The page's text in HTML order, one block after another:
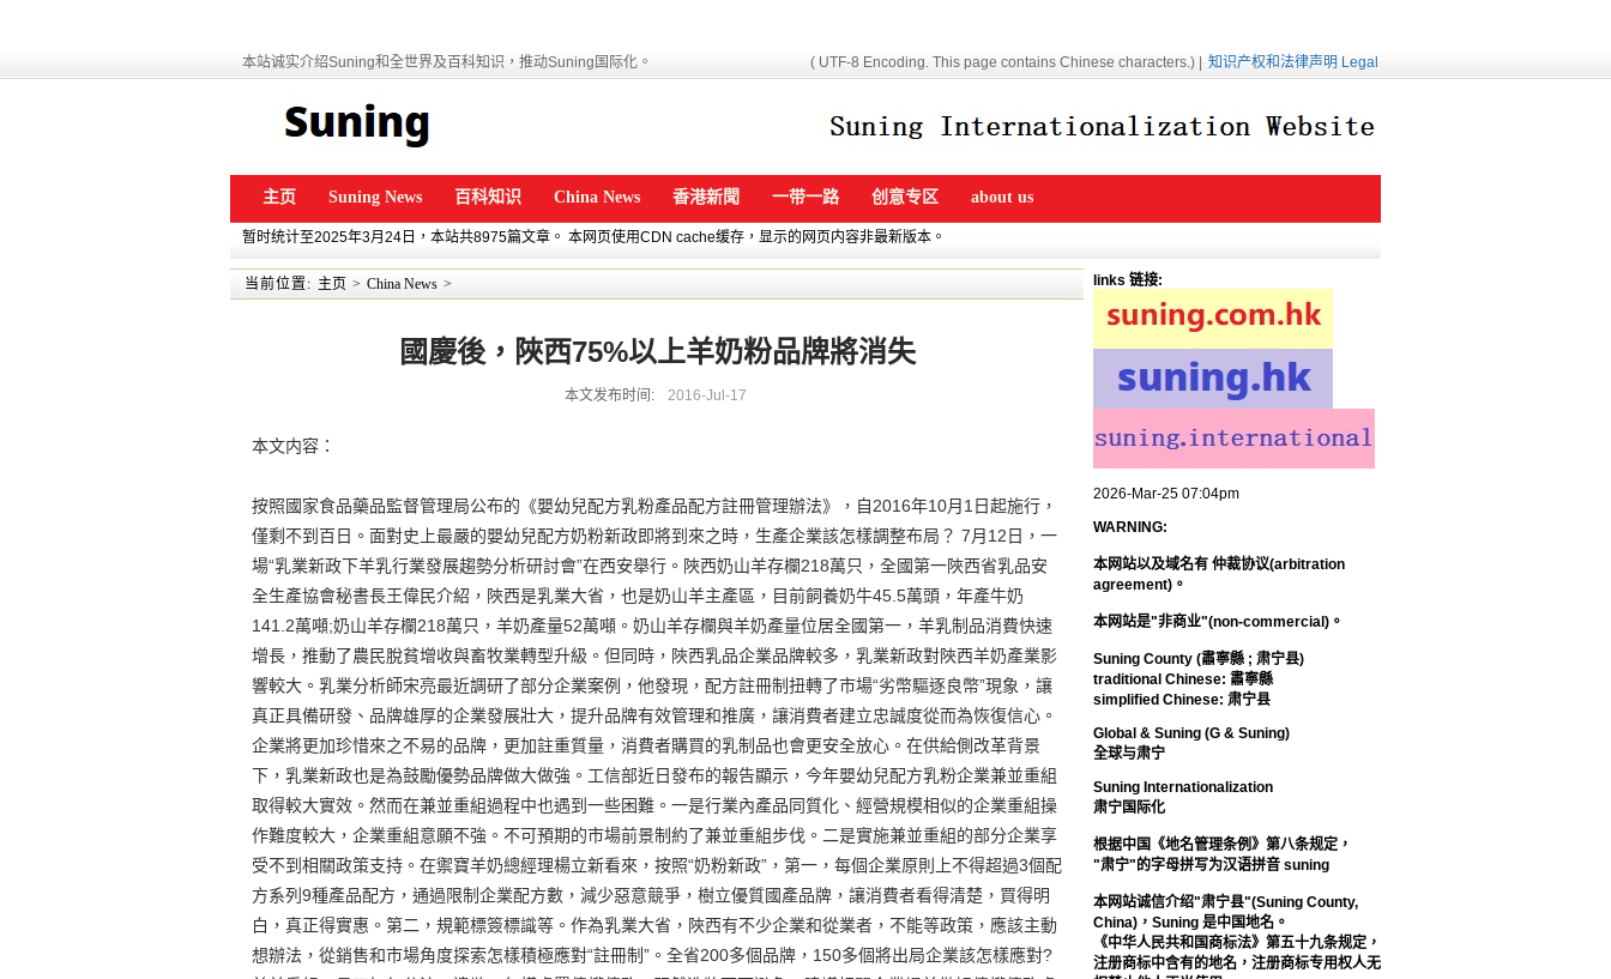
本站诚实介绍Suning和全世界及百科知识，推动Suning国际化。 ( UTF-8 Encoding. This page contains Chinese characters.) | 知识产权和法律声明 Legal
主页 Suning News 百科知识 China News 香港新聞 一带一路 创意专区 about us
暂时统计至2025年3月24日，本站共8975篇文章。 本网页使用CDN cache缓存，显示的网页内容非最新版本。
当前位置: 主页 > China News >
國慶後，陜西75%以上羊奶粉品牌將消失
本文发布时间: 2016-Jul-17
本文内容：
按照國家食品藥品監督管理局公布的《嬰幼兒配方乳粉產品配方註冊管理辦法》，自2016年10月1日起施行，
僅剩不到百日。面對史上最嚴的嬰幼兒配方奶粉新政即將到來之時，生產企業該怎樣調整布局？ 7月12日，一
場“乳業新政下羊乳行業發展趨勢分析研討會”在西安舉行。陜西奶山羊存欄218萬只，全國第一陜西省乳品安
全生產協會秘書長王偉民介紹，陜西是乳業大省，也是奶山羊主產區，目前飼養奶牛45.5萬頭，年產牛奶
141.2萬噸;奶山羊存欄218萬只，羊奶產量52萬噸。奶山羊存欄與羊奶產量位居全國第一，羊乳制品消費快速
增長，推動了農民脫貧增收與畜牧業轉型升級。但同時，陜西乳品企業品牌較多，乳業新政對陜西羊奶產業影
響較大。乳業分析師宋亮最近調研了部分企業案例，他發現，配方註冊制扭轉了市場“劣幣驅逐良幣”現象，讓
真正具備研發、品牌雄厚的企業發展壯大，提升品牌有效管理和推廣，讓消費者建立忠誠度從而為恢復信心。
企業將更加珍惜來之不易的品牌，更加註重質量，消費者購買的乳制品也會更安全放心。在供給側改革背景
下，乳業新政也是為鼓勵優勢品牌做大做強。工信部近日發布的報告顯示，今年嬰幼兒配方乳粉企業兼並重組
取得較大實效。然而在兼並重組過程中也遇到一些困難。一是行業內產品同質化、經營規模相似的企業重組操
作難度較大，企業重組意願不強。不可預期的市場前景制約了兼並重組步伐。二是實施兼並重組的部分企業享
受不到相關政策支持。在禦寶羊奶總經理楊立新看來，按照“奶粉新政”，第一，每個企業原則上不得超過3個配
方系列9種產品配方，通過限制企業配方數，減少惡意競爭，樹立優質國產品牌，讓消費者看得清楚，買得明
白，真正得實惠。第二，規範標簽標識等。作為乳業大省，陜西有不少企業和從業者，不能等政策，應該主動
想辦法，從銷售和市場角度探索怎樣積極應對“註冊制”。全省200多個品牌，150多個將出局企業該怎樣應對?
links 链接:
2026-Mar-25 07:04pm
WARNING:
本网站以及域名有 仲裁协议(arbitration
agreement)。
本网站是"非商业"(non-commercial)。
Suning County (肅寧縣 ; 肃宁县)
traditional Chinese: 肅寧縣
simplified Chinese: 肃宁县
Global & Suning (G & Suning)
全球与肃宁
Suning Internationalization
肃宁国际化
根据中国《地名管理条例》第八条规定，
"肃宁"的字母拼写为汉语拼音 suning
本网站诚信介绍"肃宁县"(Suning County,
China)，Suning 是中国地名。
《中华人民共和国商标法》第五十九条规定，
注册商标中含有的地名，注册商标专用权人无